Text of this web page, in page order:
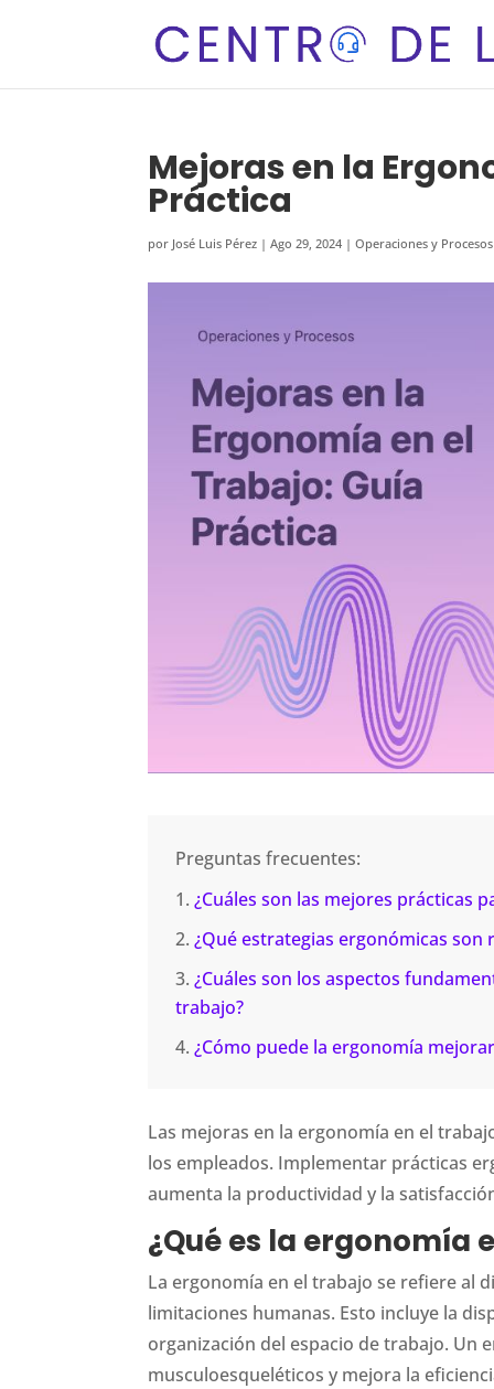
Mejoras en la
Práctica
por José Luis Pérez |Ago 29, 2024 |Operaciones y Procesos
Preguntas frecuentes:
¿Cuáles son las mejores prácticas
¿Qué estrategias ergonómicas
¿Cuáles son los aspectos
trabajo?
¿Cómo puede la ergonomía
Las mejoras en la ergonomía en el
los empleados. Implementar prácticas
aumenta la productividad y la
¿Qué es la ergonomía
La ergonomía en el trabajo se refiere al
limitaciones humanas. Esto incluye la
organización del espacio de trabajo.
musculoesqueléticos y mejora la